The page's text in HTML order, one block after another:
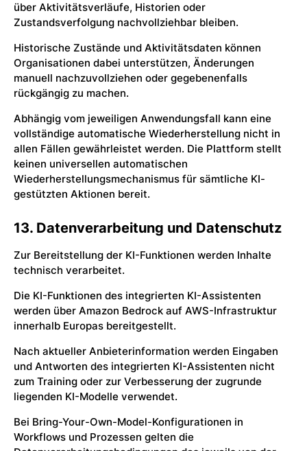
über Aktivitätsverläufe, Historien oder
Zustandsverfolgung nachvollziehbar bleiben.
Historische Zustände und Aktivitätsdaten können
Organisationen dabei unterstützen, Änderungen
manuell nachzuvollziehen oder gegebenenfalls
rückgängig zu machen.
Abhängig vom jeweiligen Anwendungsfall kann eine
vollständige automatische Wiederherstellung nicht in
allen Fällen gewährleistet werden. Die Plattform stellt
keinen universellen automatischen
Wiederherstellungsmechanismus für sämtliche KI-
gestützten Aktionen bereit.
13. Datenverarbeitung und Datenschutz
Zur Bereitstellung der KI-Funktionen werden Inhalte
technisch verarbeitet.
Die KI-Funktionen des integrierten KI-Assistenten
werden über Amazon Bedrock auf AWS-Infrastruktur
innerhalb Europas bereitgestellt.
Nach aktueller Anbieterinformation werden Eingaben
und Antworten des integrierten KI-Assistenten nicht
zum Training oder zur Verbesserung der zugrunde
liegenden KI-Modelle verwendet.
Bei Bring-Your-Own-Model-Konfigurationen in
Workflows und Prozessen gelten die